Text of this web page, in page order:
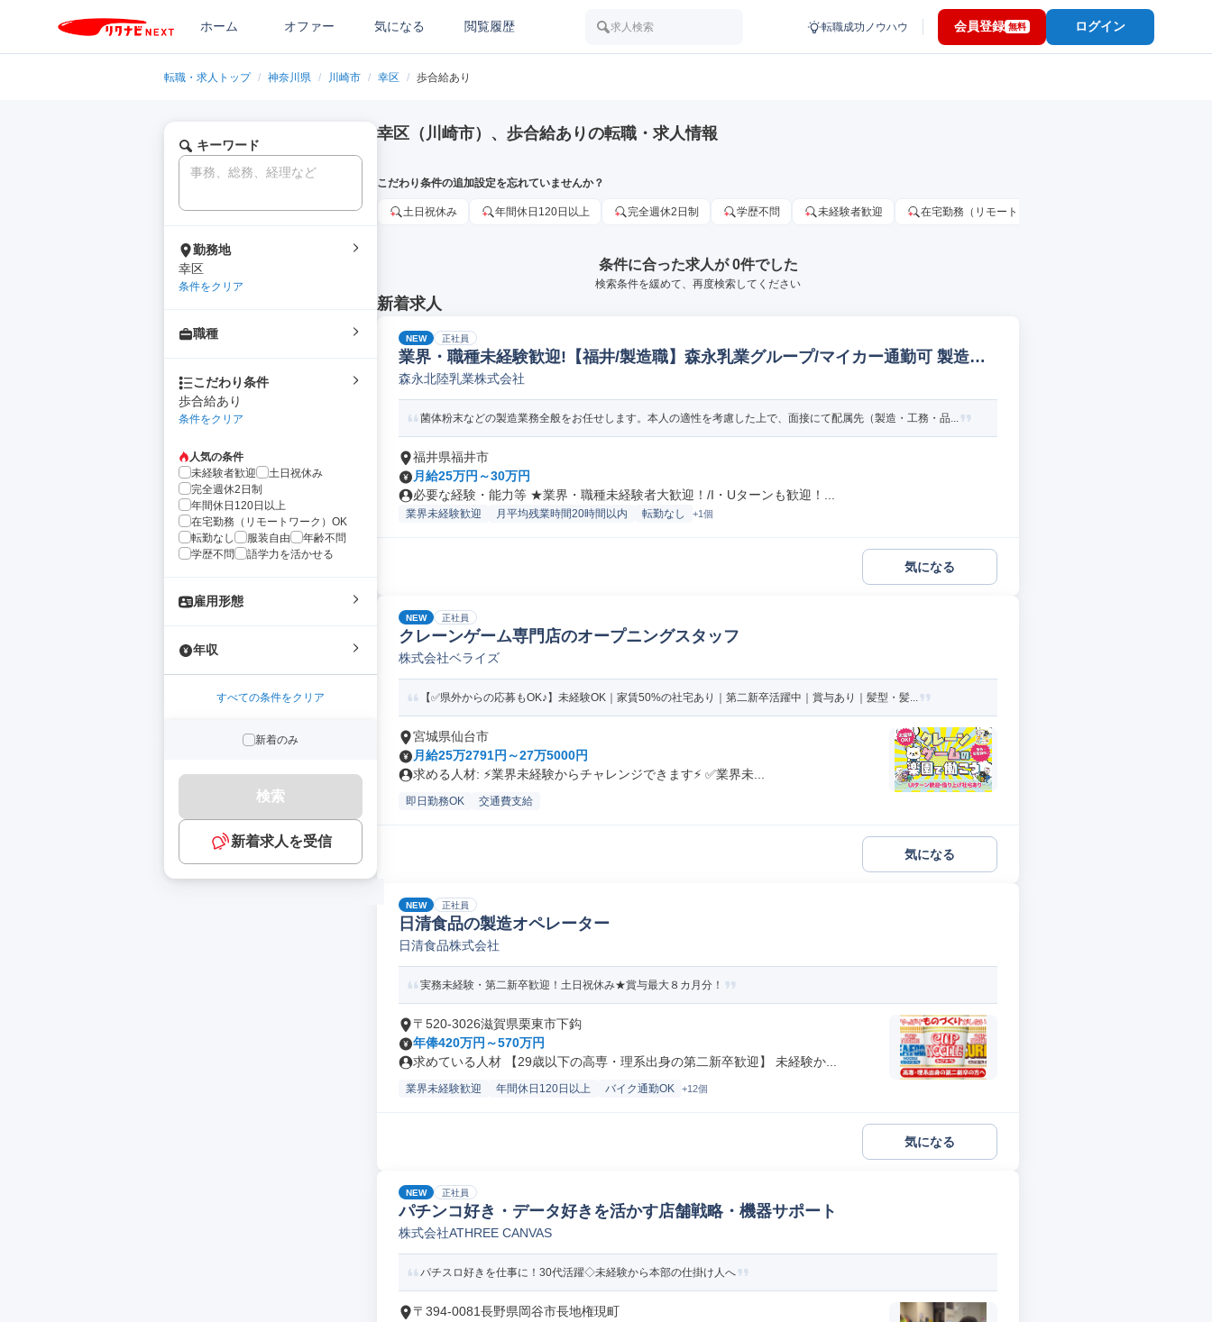
ホーム オファー 気になる 閲覧履歴 求人検索 転職成功ノウハウ 会員登録 無料 ログイン
転職・求人トップ / 神奈川県 / 川崎市 / 幸区 / 歩合給あり
キーワード
勤務地
幸区
条件をクリア
職種
こだわり条件
歩合給あり
条件をクリア
人気の条件
未経験者歓迎
土日祝休み
完全週休2日制
年間休日120日以上
在宅勤務（リモートワーク）OK
転勤なし
服装自由
年齢不問
学歴不問
語学力を活かせる
雇用形態
年収
すべての条件をクリア
新着のみ
検索
新着求人を受信
幸区（川崎市）、歩合給ありの転職・求人情報
こだわり条件の追加設定を忘れていませんか？
土日祝休み 年間休日120日以上 完全週休2日制 学歴不問 未経験者歓迎 在宅勤務（リモートワーク）OK
条件に合った求人が 0件でした
検索条件を緩めて、再度検索してください
新着求人
NEW 正社員
業界・職種未経験歓迎!【福井/製造職】森永乳業グループ/マイカー通勤可 製造オ
ペレーター/ラインマネージャー(食品/飲料/たばこ)
森永北陸乳業株式会社
菌体粉末などの製造業務全般をお任せします。本人の適性を考慮した上で、面接にて配属先（製造・工務・品...
福井県福井市
月給25万円～30万円
必要な経験・能力等 ★業界・職種未経験者大歓迎！/I・Uターンも歓迎！...
業界未経験歓迎 月平均残業時間20時間以内 転勤なし +1個
気になる
NEW 正社員
クレーンゲーム専門店のオープニングスタッフ
株式会社ベライズ
【✅️県外からの応募もOK♪】未経験OK｜家賃50%の社宅あり｜第二新卒活躍中｜賞与あり｜髪型・髪...
宮城県仙台市
月給25万2791円～27万5000円
求める人材: ⚡️業界未経験からチャレンジできます⚡️ ✅️業界未...
即日勤務OK 交通費支給
気になる
NEW 正社員
日清食品の製造オペレーター
日清食品株式会社
実務未経験・第二新卒歓迎！土日祝休み★賞与最大８カ月分！
〒520-3026滋賀県栗東市下鈎
年俸420万円～570万円
求めている人材 【29歳以下の高専・理系出身の第二新卒歓迎】 未経験か...
業界未経験歓迎 年間休日120日以上 バイク通勤OK +12個
気になる
NEW 正社員
パチンコ好き・データ好きを活かす店舗戦略・機器サポート
株式会社ATHREE CANVAS
パチスロ好きを仕事に！30代活躍◇未経験から本部の仕掛け人へ
〒394-0081長野県岡谷市長地権現町